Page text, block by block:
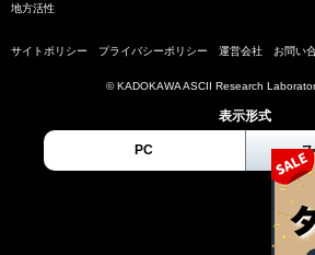
地方活性
サイトポリシー プライバシーポリシー 運営会社 お問い
© KADOKAWA ASCII Research
表示形式
PC